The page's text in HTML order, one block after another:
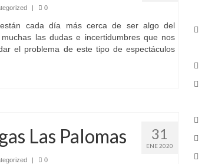
| 0
cada día más cerca de ser algo del
las dudas e incertidumbres que nos
el problema de este tipo de espectáculos
31
ENE 2020
Las Palomas
| 0